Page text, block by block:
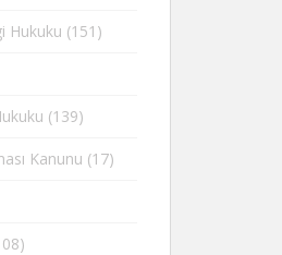
Hukuku (151)
(139)
Kanunu (17)